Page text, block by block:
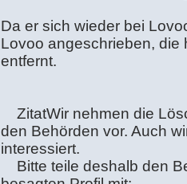
Da er sich wieder bei
Lovoo angeschrieben, die
entfernt.
ZitatWir nehmen die
den Behörden vor. Auch
interessiert.
Bitte teile deshalb den